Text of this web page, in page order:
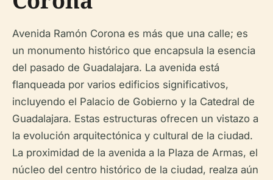
Avenida Ramón Corona es más que una calle; es
un monumento histórico que encapsula la esencia
del pasado de Guadalajara. La avenida está
flanqueada por varios edificios significativos,
incluyendo el Palacio de Gobierno y la Catedral de
Guadalajara. Estas estructuras ofrecen un vistazo a
la evolución arquitectónica y cultural de la ciudad.
La proximidad de la avenida a la Plaza de Armas, el
núcleo del centro histórico de la ciudad, realza aún